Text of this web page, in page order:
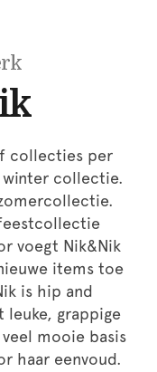
collecties per
winter collectie.
voegt Nik&Nik
items toe
is hip and
leuke, grappige
mooie basis
haar eenvoud.